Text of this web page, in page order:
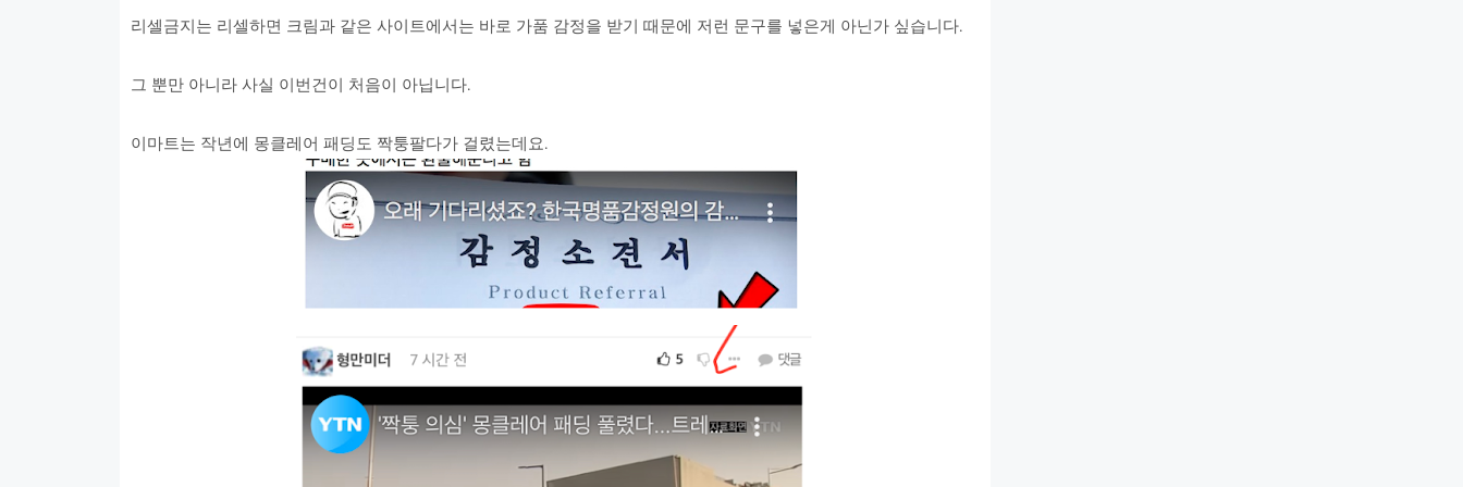
리셀금지는 리셀하면 크림과 같은 사이트에서는 바로 가품 감정을 받기 때문에 저런 문구를 넣은게 아닌가 싶습니다.
그 뿐만 아니라 사실 이번건이 처음이 아닙니다.
이마트는 작년에 몽클레어 패딩도 짝퉁팔다가 걸렸는데요.